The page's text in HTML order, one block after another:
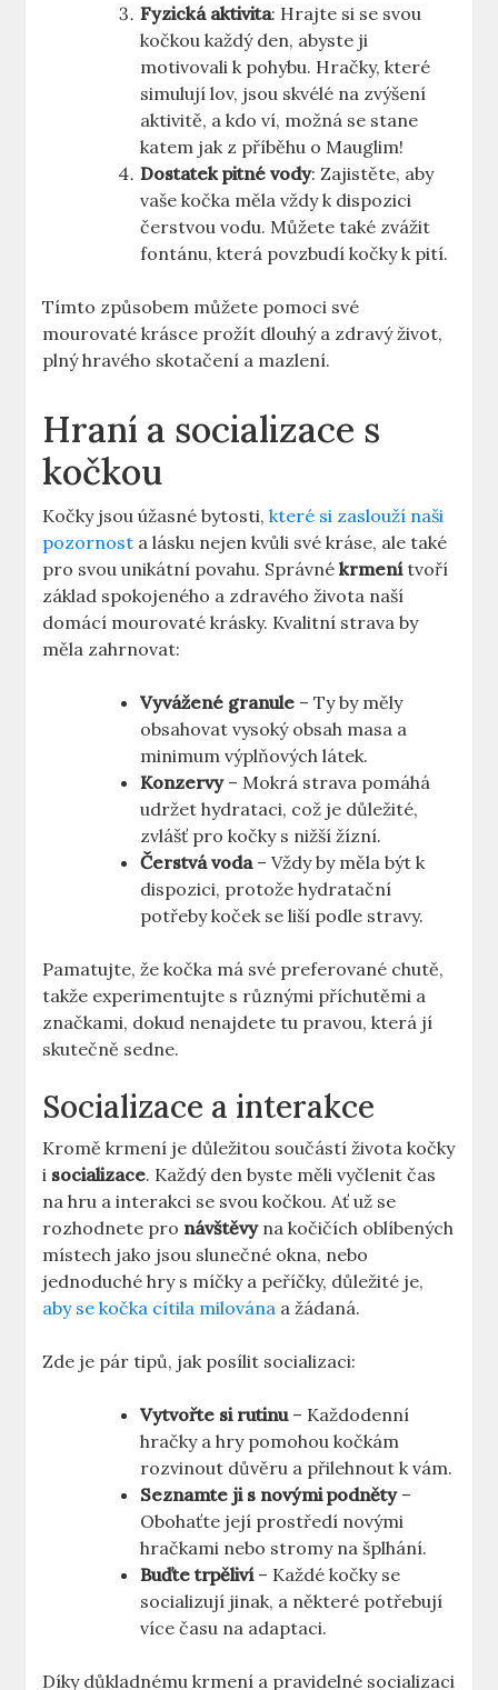
Fyzická aktivita: Hrajte si se svou
kočkou každý den, abyste ji
motivovali k pohybu. Hračky, které
simulují lov, jsou skvélé na zvýšení
aktivitě, a kdo ví, možná se stane
katem jak z příběhu o Mauglim!
Dostatek pitné vody: Zajistěte, aby
vaše kočka měla vždy k dispozici
čerstvou vodu. Můžete také zvážit
fontánu, která povzbudí kočky k pití.
Tímto způsobem můžete pomoci své
mourovaté krásce prožít dlouhý a zdravý život,
plný hravého skotačení a mazlení.
Hraní a socializace s
kočkou
Kočky jsou úžasné bytosti,které si zaslouží naši
pozornost a lásku nejen kvůli své kráse, ale také
pro svou unikátní povahu. Správnékrmenítvoří
základ spokojeného a zdravého života naší
domácí mourovaté krásky. Kvalitní strava by
měla zahrnovat:
Vyvážené granule – Ty by měly
obsahovat vysoký obsah masa a
minimum výplňových látek.
Konzervy– Mokrá strava pomáhá
udržet hydrataci, což je důležité,
zvlášť pro kočky s nižší žízní.
Čerstvá voda– Vždy by měla být k
dispozici, protože hydratační
potřeby koček se liší podle stravy.
Pamatujte, že kočka má své preferované chutě,
takže experimentujte s různými příchutěmi a
značkami, dokud nenajdete tu pravou, která jí
skutečně sedne.
Socializace a interakce
Kromě krmení je důležitou součástí života kočky
i socializace. Každý den byste měli vyčlenit čas
na hru a interakci se svou kočkou. Ať už se
rozhodnete pro návštěvyna kočičích oblíbených
místech jako jsou slunečné okna, nebo
jednoduché hry s míčky a peříčky, důležité je,
aby se kočka cítila milována a žádaná.
Zde je pár tipů, jak posílit socializaci:
Vytvořte si rutinu– Každodenní
hračky a hry pomohou kočkám
rozvinout důvěru a přilehnout k vám.
Seznamte ji s novými podněty–
Obohaťte její prostředí novými
hračkami nebo stromy na šplhání.
Buďte trpěliví– Každé kočky se
socializují jinak, a některé potřebují
více času na adaptaci.
Díky důkladnému krmení a pravidelné socializaci